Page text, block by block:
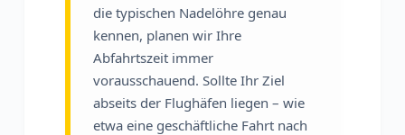
die typischen Nadelöhre genau
kennen, planen wir Ihre
Abfahrtszeit immer
vorausschauend. Sollte Ihr Ziel
abseits der Flughäfen liegen – wie
etwa eine geschäftliche Fahrt nach